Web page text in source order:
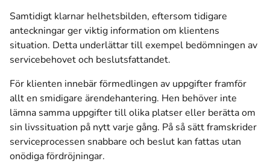
Samtidigt klarnar helhetsbilden, eftersom tidigare
anteckningar ger viktig information om klientens
situation. Detta underlättar till exempel bedömningen av
servicebehovet och beslutsfattandet.
För klienten innebär förmedlingen av uppgifter framför
allt en smidigare ärendehantering. Hen behöver inte
lämna samma uppgifter till olika platser eller berätta om
sin livssituation på nytt varje gång. På så sätt framskrider
serviceprocessen snabbare och beslut kan fattas utan
onödiga fördröjningar.